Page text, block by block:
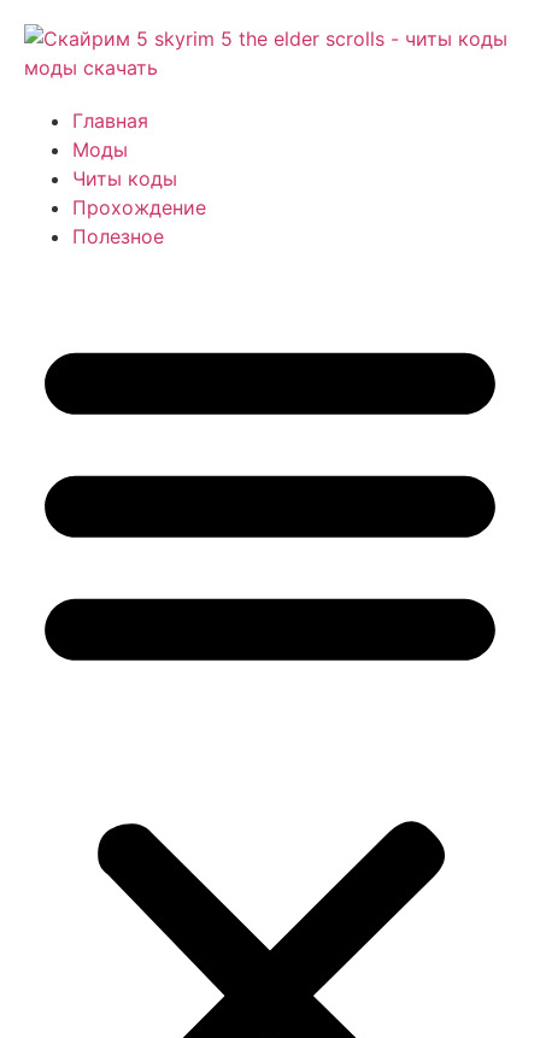
Главная
Моды
Читы коды
Прохождение
Полезное